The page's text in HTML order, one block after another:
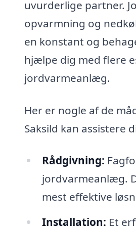
uvurderlige partner.
opvarmning og
en konstant og
hjælpe dig med flere
jordvarmeanlæg.
Her er nogle af de
Saksild kan assistere
Rådgivning:
jordvarmeanlæg.
mest effektive
Installation: Et